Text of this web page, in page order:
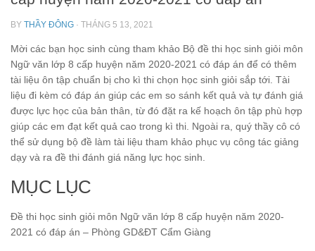
BY THẦY ĐÔNG · THÁNG 5 13, 2021
Mời các bạn học sinh cùng tham khảo Bộ đề thi học sinh giỏi môn
Ngữ văn lớp 8 cấp huyện năm 2020-2021 có đáp án để có thêm
tài liệu ôn tập chuẩn bị cho kì thi chọn học sinh giỏi sắp tới. Tài
liệu đi kèm có đáp án giúp các em so sánh kết quả và tự đánh giá
được lực học của bản thân, từ đó đặt ra kế hoạch ôn tập phù hợp
giúp các em đạt kết quả cao trong kì thi. Ngoài ra, quý thầy cô có
thể sử dụng bộ đề làm tài liệu tham khảo phục vụ công tác giảng
dạy và ra đề thi đánh giá năng lực học sinh.
MỤC LỤC
Đề thi học sinh giỏi môn Ngữ văn lớp 8 cấp huyện năm 2020-
2021 có đáp án – Phòng GD&ĐT Cẩm Giàng